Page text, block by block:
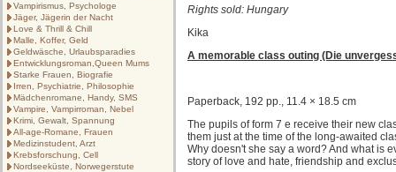
Vampirismus, Psychologe
Jäger, Jägerin der Nacht
Love & Thrill & Chill
Malle, Koffer, Geld
Geldwäsche, Urlaubsparadies
Entwicklungsroman,Queen Mums
Starke Frauen, Biografie
Irren, Psychiatrie, Philosophie
Mädchenromane, Handy, SMS
Vampire, Vampirroman, Nebel
Krimi, Gewalt, Spannung
All-age-Romane, Frauen
Medizinstudent, Arzt
Krebsforschung, Cell
Nordseeküste, Norwegerstute
Rights sold: Hungary
Kika
A memorable class outing (Die
Paperback, 192 pp., 11.4 × 18.5 cm
The pupils of form 7 e receive their new
them just at the time of the long-awaited
Why doesn't she say a word? And what is
story of love and hate, friendship and